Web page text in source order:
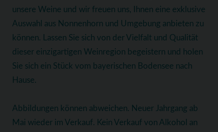
unsere Weine und wir freuen uns, Ihnen eine exklusive
Auswahl aus Nonnenhorn und Umgebung anbieten zu
können. Lassen Sie sich von der Vielfalt und Qualität
dieser einzigartigen Weinregion begeistern und holen
Sie sich ein Stück vom bayerischen Bodensee nach
Hause.
Abbildungen können abweichen. Neuer Jahrgang ab
Mai wieder im Verkauf. Kein Verkauf von Alkohol an